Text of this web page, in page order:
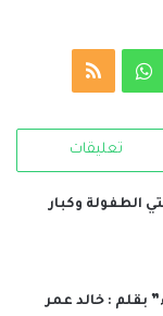
واتسابملخص
RSS
تعليقات
الطفولة وكبار
بقلم : خالد عمر